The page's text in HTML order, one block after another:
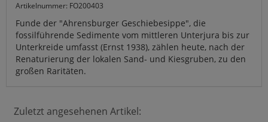
Artikelnummer: FO200403
Funde der "Ahrensburger Geschiebesippe", die
fossilführende Sedimente vom mittleren Unterjura bis zur
Unterkreide umfasst (Ernst 1938), zählen heute, nach der
Renaturierung der lokalen Sand- und Kiesgruben, zu den
großen Raritäten.
Zuletzt angesehenen Artikel: